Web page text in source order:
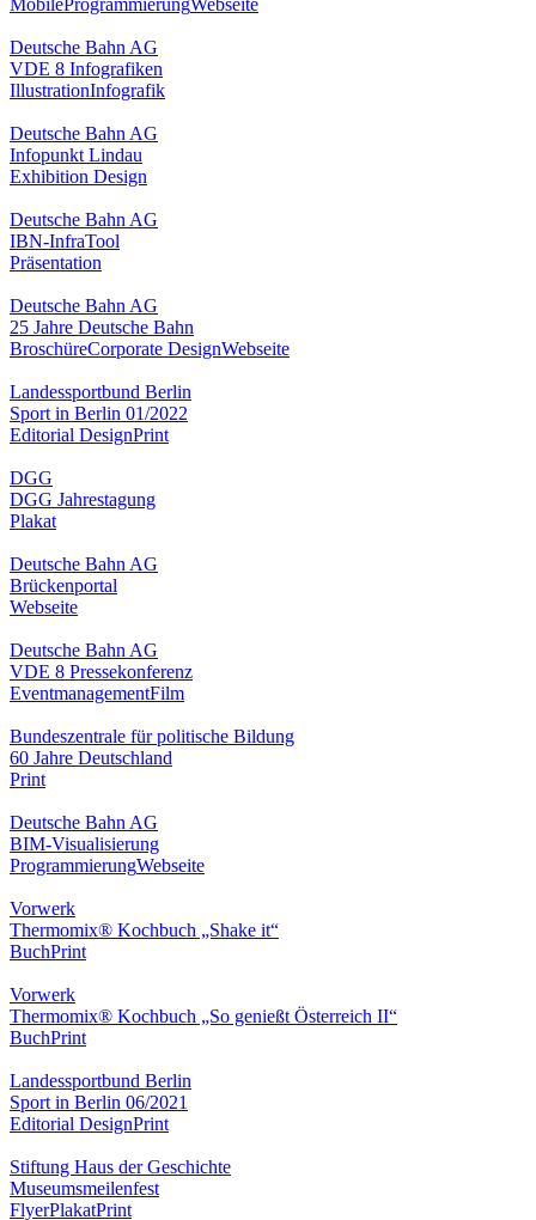
Deutsche Bahn AG
VDE 8 Infografiken
IllustrationInfografik
Deutsche Bahn AG
Infopunkt Lindau
Exhibition Design
Deutsche Bahn AG
IBN-InfraTool
Präsentation
Deutsche Bahn AG
25 Jahre Deutsche Bahn
BroschüreCorporate DesignWebseite
Landessportbund Berlin
Sport in Berlin 01/2022
Editorial DesignPrint
DGG
DGG Jahrestagung
Plakat
Deutsche Bahn AG
Brückenportal
Webseite
Deutsche Bahn AG
VDE 8 Pressekonferenz
EventmanagementFilm
Bundeszentrale für politische Bildung
60 Jahre Deutschland
Print
Deutsche Bahn AG
BIM-Visualisierung
ProgrammierungWebseite
Vorwerk
Thermomix® Kochbuch „Shake it“
BuchPrint
Vorwerk
Thermomix® Kochbuch „So genießt Österreich II“
BuchPrint
Landessportbund Berlin
Sport in Berlin 06/2021
Editorial DesignPrint
Stiftung Haus der Geschichte
Museumsmeilenfest
FlyerPlakatPrint